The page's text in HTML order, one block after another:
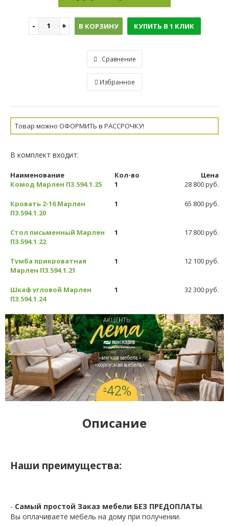
В КОРЗИНУ КУПИТЬ В 1 КЛИК
Сравнение
Избранное
Товар можно ОФОРМИТЬ в РАССРОЧКУ!
В комплект входит:
Наименование Кол-во
Цена
Комод Марлен П3.594.1.25
1 28 800 руб.
Кровать 2-16 Марлен
П3.594.1.20
1 65 800 руб.
Стол письменный Марлен
П3.594.1.22
1 17 800 руб.
Тумба прикроватная
Марлен П3.594.1.21
1 12 100 руб.
Шкаф угловой Марлен
П3.594.1.24
1 32 300 руб.
Описание
Наши преимущества:
- Самый простой Заказ мебели БЕЗ ПРЕДОПЛАТЫ.
Вы оплачиваете мебель на дому при получении.